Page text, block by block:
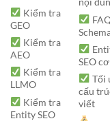
Kiểm tra
GEO
Kiểm tra
AEO
Kiểm tra
LLMO
Kiểm tra
Entity SEO
SEO
Tối
cấu
viết